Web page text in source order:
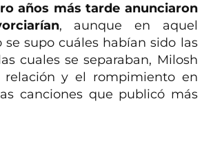
años más tarde anunciaron
, aunque en aquel
supo cuáles habían sido las
cuales se separaban, Milosh
y el rompimiento en
canciones que publicó más